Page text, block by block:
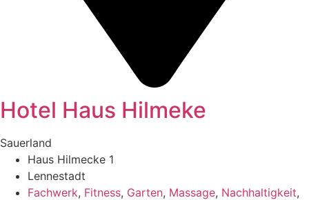
Hotel Haus Hilmeke
Sauerland
Haus Hilmecke 1
Lennestadt
Fachwerk, Fitness, Garten, Massage, Nachhaltigkeit,